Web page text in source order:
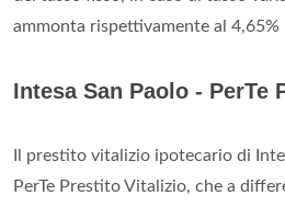
ammonta rispettivamente al 4,65%
Intesa San Paolo - PerTe
Il prestito vitalizio ipotecario di
PerTe Prestito Vitalizio, che a